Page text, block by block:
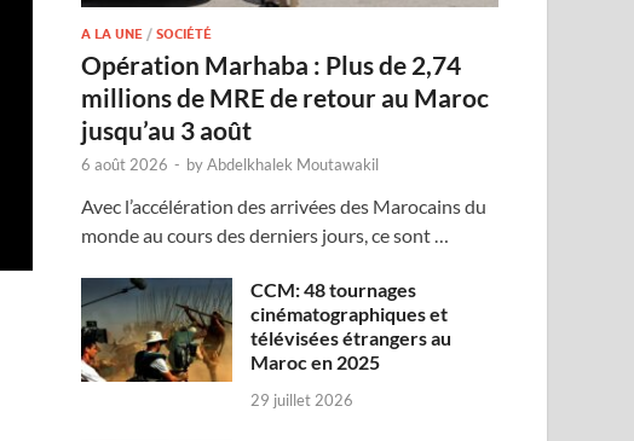
A LA UNE /SOCIÉTÉ
Opération Marhaba : Plus de 2,74
millions de MRE de retour au Maroc
jusqu’au 3 août
6 août 2026 - byAbdelkhalek Moutawakil
Avec l’accélération des arrivées des Marocains du
monde au cours des derniers jours, ce sont …
CCM: 48 tournages
cinématographiques et
télévisées étrangers au
Maroc en 2025
29 juillet 2026